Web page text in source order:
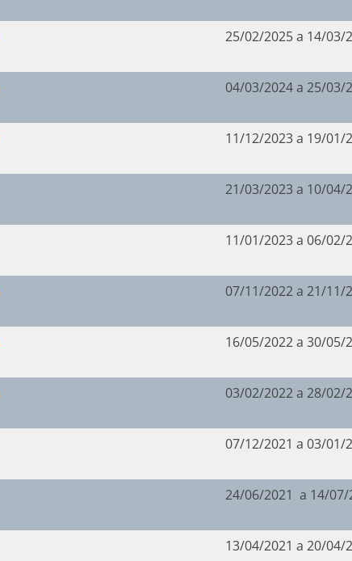
25/02/2025 a 14/03/
04/03/2024 a 25/03/
11/12/2023 a 19/01/
21/03/2023 a 10/04/
11/01/2023 a 06/02/
07/11/2022 a 21/11/
16/05/2022 a 30/05/
03/02/2022 a 28/02/
07/12/2021 a 03/01/
24/06/2021 a 14/07/
13/04/2021 a 20/04/